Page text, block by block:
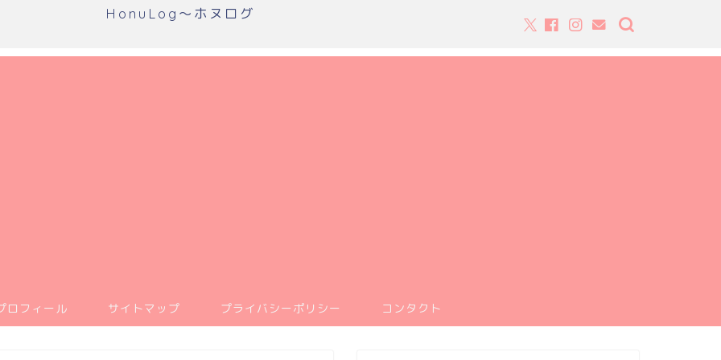
HonuLog～ホヌログ
ロフィール サイトマップ プライバシーポリシー コンタクト